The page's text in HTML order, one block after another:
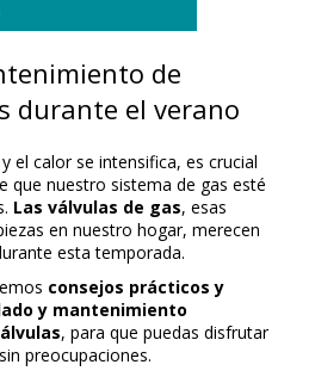
de
durante el verano
el calor se intensifica, es crucial
que nuestro sistema de gas esté
Las válvulas de gas, esas
en nuestro hogar, merecen
esta temporada.
consejos prácticos y
y mantenimiento
, para que puedas disfrutar
preocupaciones.